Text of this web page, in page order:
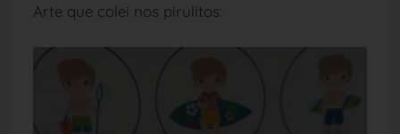
Arte que colei nos pirulitos: